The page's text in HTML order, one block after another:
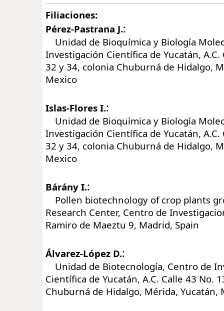
Filiaciones:
Pérez-Pastrana J.:
Unidad de Bioquímica y Biología
Investigación Científica de Yucatán, A.C.
32 y 34, colonia Chuburná de Hidalgo,
Mexico
Islas-Flores I.:
Unidad de Bioquímica y Biología
Investigación Científica de Yucatán, A.C.
32 y 34, colonia Chuburná de Hidalgo,
Mexico
Bárány I.:
Pollen biotechnology of crop plants
Research Center, Centro de
Ramiro de Maeztu 9, Madrid, Spain
Álvarez-López D.:
Unidad de Biotecnología, Centro de
Científica de Yucatán, A.C. Calle 43 No.
Chuburná de Hidalgo, Mérida, Yucatán,